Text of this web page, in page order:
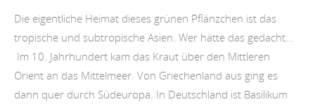
Die eigentliche Heimat dieses grünen Pflänzchen ist das
tropische und subtropische Asien. Wer hätte das gedacht…
Im 10. Jahrhundert kam das Kraut über den Mittleren
Orient an das Mittelmeer. Von Griechenland aus ging es
dann quer durch Südeuropa. In Deutschland ist Basilikum